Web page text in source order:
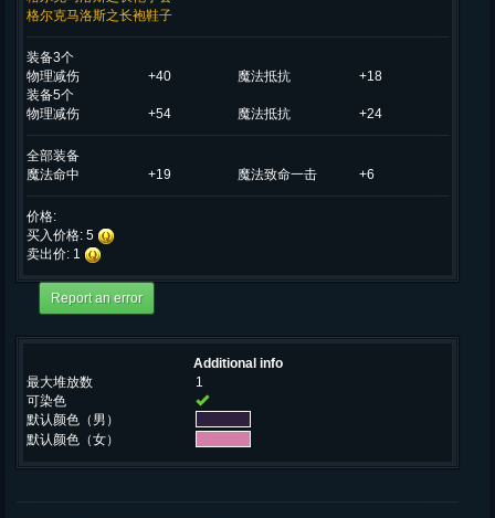
格尔克马洛斯之长袍鞋子
装备3个
物理减伤
+40 魔法抵抗
+18
装备5个
物理减伤
+54 魔法抵抗 +24
全部装备
魔法命中
+19 魔法致命一击 +6
价格:
买入价格: 5
卖出价: 1
Additional info
最大堆放数
1
可染色
默认颜色（男）
默认颜色（女）